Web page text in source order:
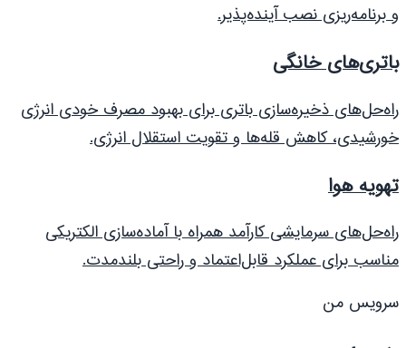
و برنامه‌ریزی نصب آینده‌پذیر.
باتری‌های خانگی
راه‌حل‌های ذخیره‌سازی باتری برای بهبود مصرف خودی انرژی
خورشیدی، کاهش قله‌ها و تقویت استقلال انرژی.
تهویه هوا
راه‌حل‌های سرمایشی کارآمد همراه با آماده‌سازی الکتریکی
مناسب برای عملکرد قابل‌اعتماد و راحتی بلند‌مدت.
سرویس من